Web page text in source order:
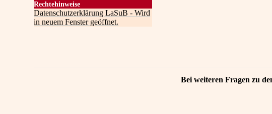
Rechtehinweise
Datenschutzerklärung LaSuB - Wird
in neuem Fenster geöffnet.
Bei weiteren Fragen zu